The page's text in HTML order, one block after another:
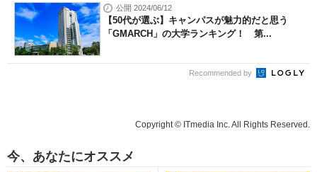
公開 2024/06/12
【50代が選ぶ】キャンパスが魅力的だと思う
「GMARCH」の大学ランキング！ 第...
Recommended by
Copyright © ITmedia Inc. All Rights Reserved.
今、あなたにオススメ